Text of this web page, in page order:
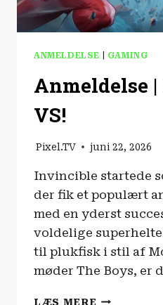
ANMELDELSE GAMING
Anmeldelse
VS!
Pixel.TV juni 22, 2026
Invincible startede
der fik et populært
med en yderst
voldelige
til plukfisk i stil af
møder The Boys, er
LÆS MERE